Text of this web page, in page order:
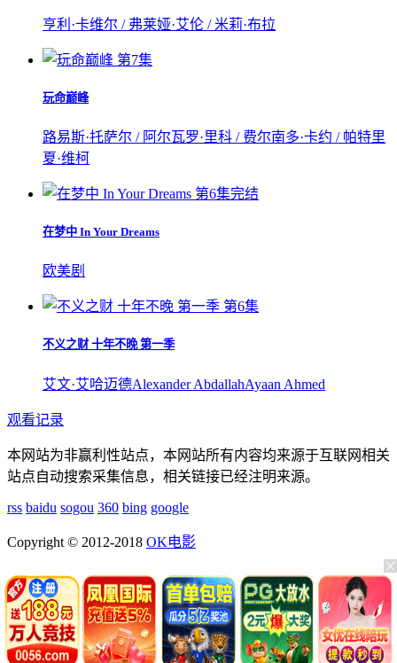
亨利·卡维尔 / 弗莱娅·艾伦 / 米莉·布拉
第7集
玩命巅峰
路易斯·托萨尔 / 阿尔瓦罗·里科 / 费尔南多·卡约 / 帕特里
夏·维柯
第6集完结
在梦中 In Your Dreams
欧美剧
第6集
不义之财 十年不晚 第一季
艾文·艾哈迈德Alexander AbdallahAyaan Ahmed
观看记录
本网站为非赢利性站点，本网站所有内容均来源于互联网相关
站点自动搜索采集信息，相关链接已经注明来源。
rss baidu sogou 360 bing google
Copyright © 2012-2018 OK电影